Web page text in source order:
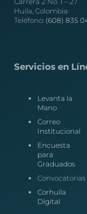
Huila, Colombia
Teléfono: (608) 835
Servicios en
Levanta la
Mano
Correo
Institucional
Encuesta
para
Graduados
Convocatorias
Corhuila
Digital